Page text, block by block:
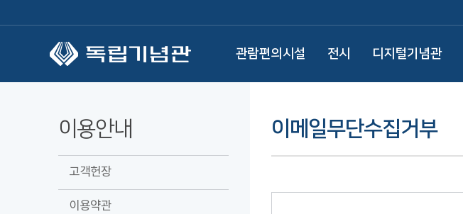
관람편의시설 전시 디지털기념관
이용안내
고객헌장
이용약관
이메일무단수집거부